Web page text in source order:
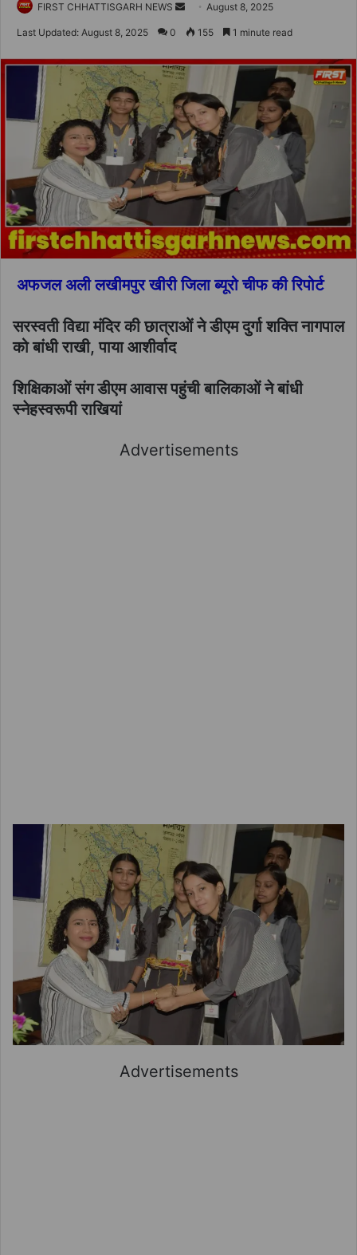
FIRST CHHATTISGARH NEWS
Send
an
August 8, 2025
Last Updated: August 8, 2025 0 155 1 minute read
अफजल अली लखीमपुर खीरी जिला ब्यूरो चीफ की रिपोर्ट
सरस्वती विद्या मंदिर की छात्राओं ने डीएम दुर्गा शक्ति नागपाल
को बांधी राखी, पाया आशीर्वाद
शिक्षिकाओं संग डीएम आवास पहुंची बालिकाओं ने बांधी
स्नेहस्वरूपी राखियां
Advertisements
Advertisements